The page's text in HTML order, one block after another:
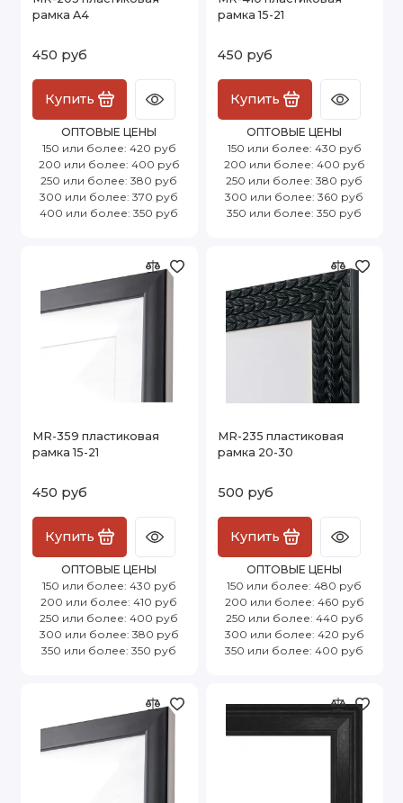
рамка A4
450 руб
Купить
ОПТОВЫЕ ЦЕНЫ
150 или более: 420 руб
200 или более: 400 руб
250 или более: 380 руб
300 или более: 370 руб
400 или более: 350 руб
рамка 15-21
450 руб
Купить
ОПТОВЫЕ ЦЕНЫ
150 или более: 430 руб
200 или более: 400 руб
250 или более: 380 руб
300 или более: 360 руб
350 или более: 350 руб
MR-359 пластиковая
рамка 15-21
450 руб
Купить
ОПТОВЫЕ ЦЕНЫ
150 или более: 430 руб
200 или более: 410 руб
250 или более: 400 руб
300 или более: 380 руб
350 или более: 350 руб
MR-235 пластиковая
рамка 20-30
500 руб
Купить
ОПТОВЫЕ ЦЕНЫ
150 или более: 480 руб
200 или более: 460 руб
250 или более: 440 руб
300 или более: 420 руб
350 или более: 400 руб